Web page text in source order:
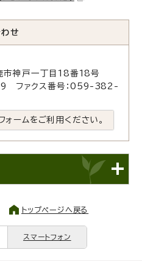
せ
神戸一丁目18番18号
ファクス番号：059-382-
ームをご利用ください。
トップページへ戻る
スマートフォン